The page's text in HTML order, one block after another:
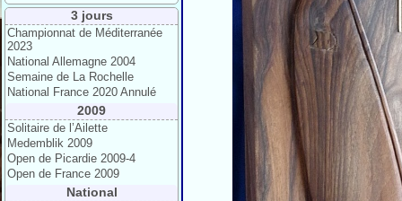
3 jours
Championnat de Méditerranée
2023
National Allemagne 2004
Semaine de La Rochelle
National France 2020 Annulé
2009
Solitaire de l’Ailette
Medemblik 2009
Open de Picardie 2009-4
Open de France 2009
National